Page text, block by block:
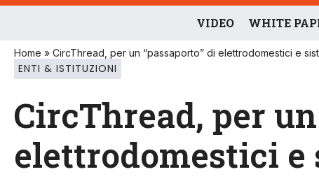
VIDEO WHITE
Home » CircThread, per un “passaporto” di elettrodomestici e
ENTI & ISTITUZIONI
CircThread, per
elettrodomestici